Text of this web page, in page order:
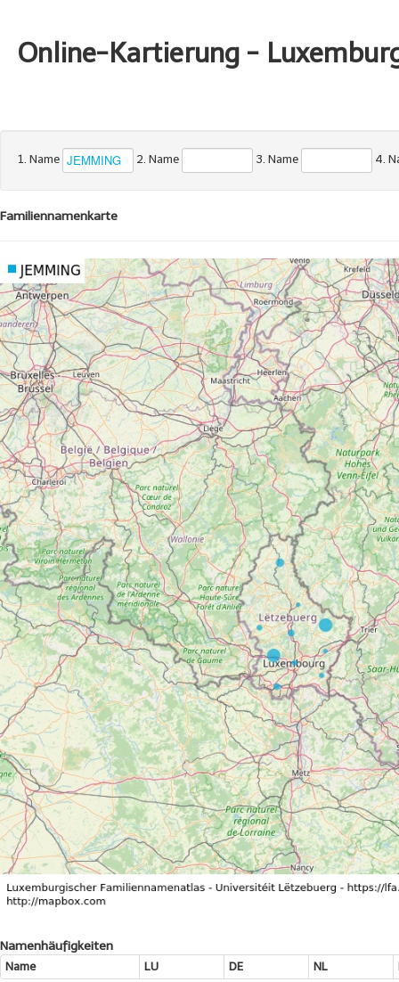
Online-Kartierung -
1. Name 2. Name 3. Name 4.
Familiennamenkarte
Namenhäufigkeiten
Name LU DE NL